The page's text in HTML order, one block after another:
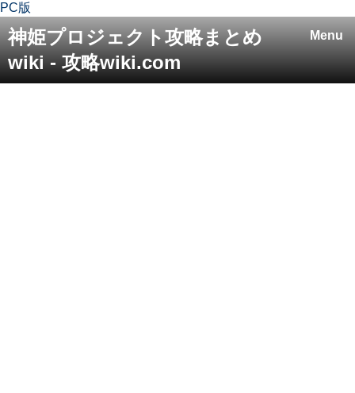
PC版
Menu
神姫プロジェクト攻略まとめ
wiki - 攻略wiki.com